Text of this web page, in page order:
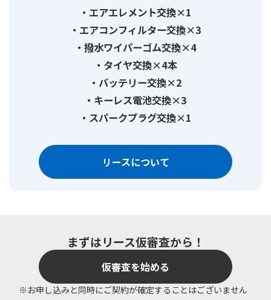
エアエレメント交換×1
エアコンフィルター交換×3
撥水ワイパーゴム交換×4
タイヤ交換×4本
バッテリー交換×2
キーレス電池交換×3
スパークプラグ交換×1
リースについて
まずはリース仮審査から！
仮審査を始める
※お申し込みと同時にご契約が確定することはございません